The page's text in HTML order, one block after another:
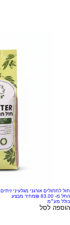
חול לחתולים אורגני מגלעיני זיתים 10-20 ליטר
החל מ-
מחיר מבצע
כולל מע״מ
הוספה לסל